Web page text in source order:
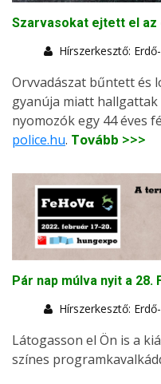
Szarvasokat ejtett el az
Hírszerkesztő:
Orvvadászat bűntett és
gyanúja miatt
nyomozók egy 44 éves
police.hu. Tovább >>>
Pár nap múlva nyit a 28.
Hírszerkesztő:
Látogasson el Ön is a
színes